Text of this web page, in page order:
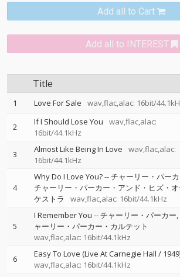
Add all to Cart
Add all to INTEREST
Title
1 Love For Sale wav,flac,alac: 16bit/
2 If I Should Lose You
wav,flac,alac:
16bit/44.1kHz
3 Almost Like Being In Love
wav,flac,alac:
16bit/44.1kHz
4
Why Do I Love You?--チャーリー・パー
チャーリー・パーカー・アンド・ヒズ・オ
ケストラ
wav,flac,alac: 16bit/44.1kHz
5
I Remember You --チャーリー・パーカー
ャーリー・パーカー・カルテット
wav,flac,alac: 16bit/44.1kHz
6
Easy To Love (Live At Carnegie Hall /
wav,flac,alac: 16bit/44.1kHz